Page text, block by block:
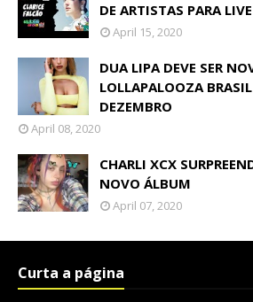
DE ARTISTAS PARA
April 15, 2020
DUA LIPA DEVE SER
LOLLAPALOOZA
DEZEMBRO
April 08, 2020
CHARLI XCX
NOVO ÁLBUM
April 07, 2020
Curta a página